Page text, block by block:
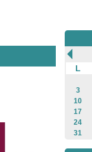
L
3
10
17
24
31